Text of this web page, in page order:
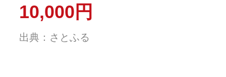
10,000円
出典：さとふる